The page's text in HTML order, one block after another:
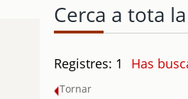
Cerca a tota
Registres: 1 Has
Tornar